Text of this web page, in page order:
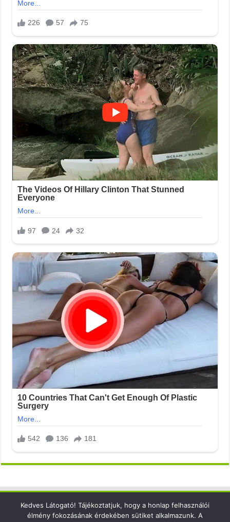
Elérhetőség
Kedves Látogató! Tájékoztatjuk, hogy a honlap felhasználói
élmény fokozásának érdekében sütiket alkalmazunk. A